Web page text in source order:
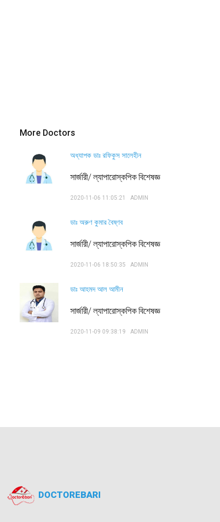
More Doctors
অধ্যাপক ডাঃ রফিকুস সালেহীন
সার্জারী/ ল্যাপারোস্কপিক বিশেষজ্ঞ
2020-11-06 11:05:21 ADMIN
ডাঃ অরুণ কুমার বৈষ্ণব
সার্জারী/ ল্যাপারোস্কপিক বিশেষজ্ঞ
2020-11-06 18:50:35 ADMIN
ডাঃ আহমদ আল আমীন
সার্জারী/ ল্যাপারোস্কপিক বিশেষজ্ঞ
2020-11-09 09:38:19 ADMIN
DOCTOREBARI